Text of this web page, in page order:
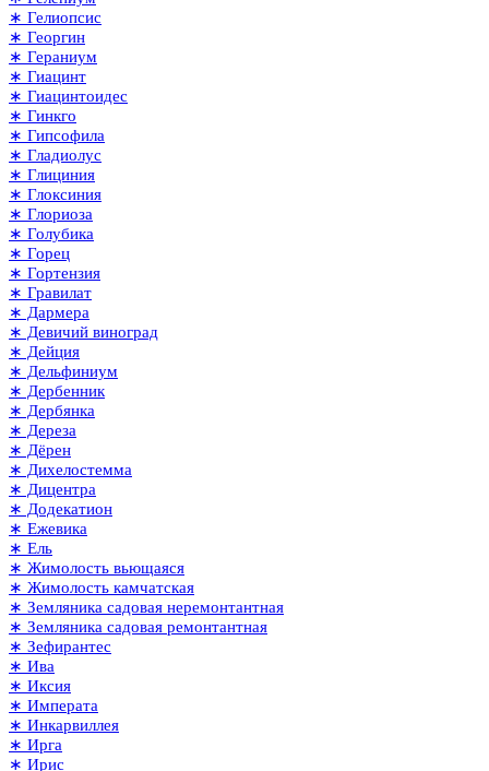
∗ Гелиопсис
∗ Георгин
∗ Гераниум
∗ Гиацинт
∗ Гиацинтоидес
∗ Гинкго
∗ Гипсофила
∗ Гладиолус
∗ Глициния
∗ Глоксиния
∗ Глориоза
∗ Голубика
∗ Горец
∗ Гортензия
∗ Гравилат
∗ Дармера
∗ Девичий виноград
∗ Дейция
∗ Дельфиниум
∗ Дербенник
∗ Дербянка
∗ Дереза
∗ Дёрен
∗ Дихелостемма
∗ Дицентра
∗ Додекатион
∗ Ежевика
∗ Ель
∗ Жимолость вьющаяся
∗ Жимолость камчатская
∗ Земляника садовая неремонтантная
∗ Земляника садовая ремонтантная
∗ Зефирантес
∗ Ива
∗ Иксия
∗ Императа
∗ Инкарвиллея
∗ Ирга
∗ Ирис